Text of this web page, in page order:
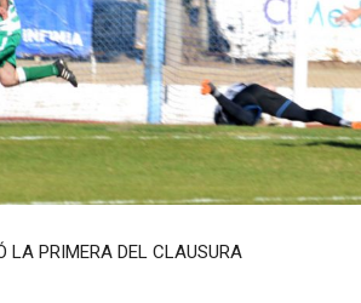
LA PRIMERA DEL CLAUSURA